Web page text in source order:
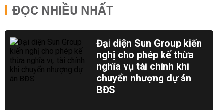
ĐỌC NHIỀU NHẤT
Đại diện Sun Group kiến
nghị cho phép kế thừa
nghĩa vụ tài chính khi
chuyển nhượng dự án
BĐS